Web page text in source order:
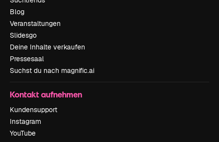
Blog
Veranstaltungen
Slidesgo
Deine Inhalte verkaufen
Pressesaal
Suchst du nach magnific.ai
Kontakt aufnehmen
Kundensupport
Instagram
YouTube